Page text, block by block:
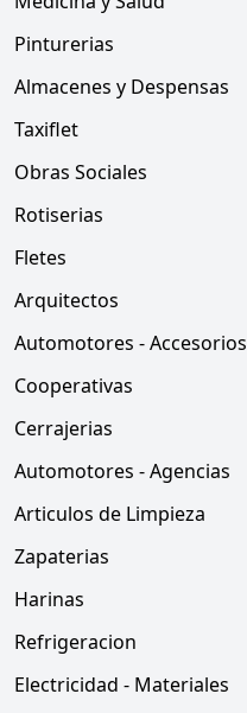
Pinturerias
Almacenes y Despensas
Taxiflet
Obras Sociales
Rotiserias
Fletes
Arquitectos
Automotores - Accesorios
Cooperativas
Cerrajerias
Automotores - Agencias
Articulos de Limpieza
Zapaterias
Harinas
Refrigeracion
Electricidad - Materiales